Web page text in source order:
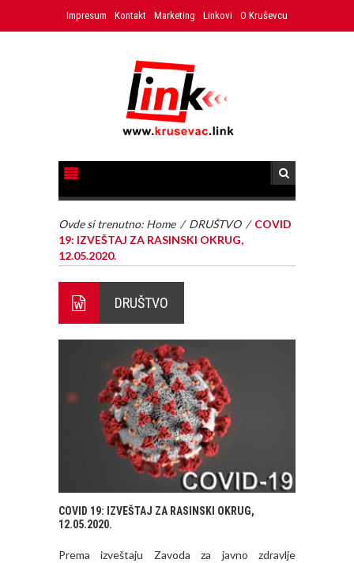
Impresum Kontakt Marketing Linkovi O Kruševcu
Ovde si trenutno: Home / DRUŠTVO / COVID
19: IZVEŠTAJ ZA RASINSKI OKRUG,
12.05.2020.
DRUŠTVO
COVID 19: IZVEŠTAJ ZA RASINSKI OKRUG,
12.05.2020.
Prema izveštaju Zavoda za javno zdravlje